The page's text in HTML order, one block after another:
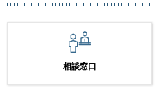
相談窓口